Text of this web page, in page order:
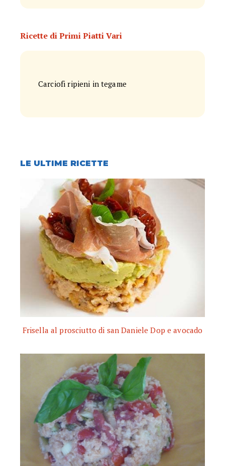
Ricette di Primi Piatti Vari
Carciofi ripieni in tegame
LE ULTIME RICETTE
Frisella al prosciutto di san Daniele Dop e avocado